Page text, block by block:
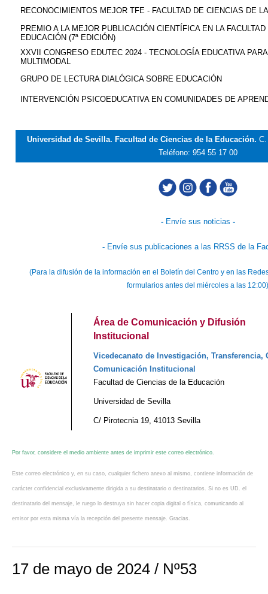
RECONOCIMIENTOS MEJOR TFE - FACULTAD DE CIENCIAS DE
PREMIO A LA MEJOR PUBLICACIÓN CIENTÍFICA EN LA
EDUCACIÓN (7ª EDICIÓN)
XXVII CONGRESO EDUTEC 2024 - TECNOLOGÍA EDUCATIVA
MULTIMODAL
GRUPO DE LECTURA DIALÓGICA SOBRE EDUCACIÓN
INTERVENCIÓN PSICOEDUCATIVA EN COMUNIDADES DE
Universidad de Sevilla. Facultad de Ciencias de la Educación.
Teléfono: 954 55 17 00
- Envíe sus noticias -
- Envíe sus publicaciones a las RRSS de la
(Para la difusión de la información en el Boletín del Centro y en las
formularios antes del miércoles a las
Área de Comunicación y Difusión
Institucional
Vicedecanato de Investigación, Transferencia,
Comunicación Institucional
Facultad de Ciencias de la Educación
Universidad de Sevilla
C/ Pirotecnia 19, 41013 Sevilla
Por favor, considere el medio ambiente antes de imprimir este correo electrónico.
Este correo electrónico y, en su caso, cualquier fichero anexo al mismo, contiene información de
carácter confidencial exclusivamente dirigida a su destinatario o destinatarios. Si no es UD. el
destinatario del mensaje, le ruego lo destruya sin hacer copia digital o física, comunicando al
emisor por esta misma vía la recepción del presente mensaje. Gracias.
17 de mayo de 2024 / Nº53